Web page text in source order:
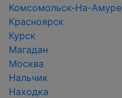
Комсомольск-На-Амуре
Красноярск
Курск
Магадан
Москва
Нальчик
Находка